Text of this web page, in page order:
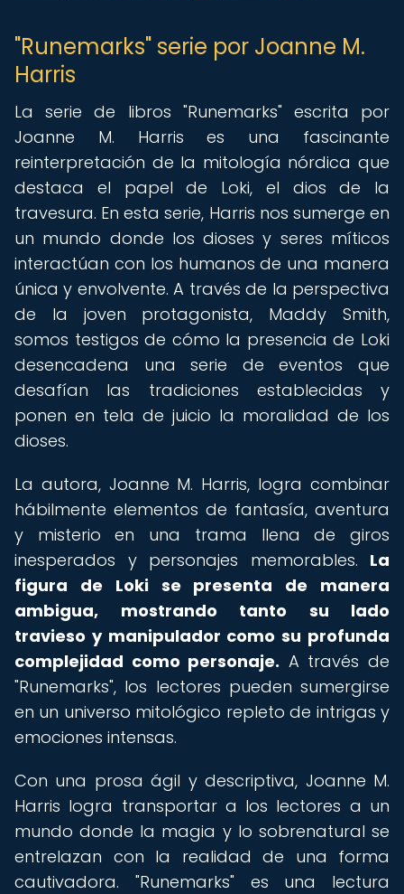
"Runemarks" serie por Joanne M.
Harris
La serie de libros "Runemarks" escrita por
Joanne M. Harris es una fascinante
reinterpretación de la mitología nórdica que
destaca el papel de Loki, el dios de la
travesura. En esta serie, Harris nos sumerge en
un mundo donde los dioses y seres míticos
interactúan con los humanos de una manera
única y envolvente. A través de la perspectiva
de la joven protagonista, Maddy Smith,
somos testigos de cómo la presencia de Loki
desencadena una serie de eventos que
desafían las tradiciones establecidas y
ponen en tela de juicio la moralidad de los
dioses.
La autora, Joanne M. Harris, logra combinar
hábilmente elementos de fantasía, aventura
y misterio en una trama llena de giros
inesperados y personajes memorables. La
figura de Loki se presenta de manera
ambigua, mostrando tanto su lado
travieso y manipulador como su profunda
complejidad como personaje. A través de
"Runemarks", los lectores pueden sumergirse
en un universo mitológico repleto de intrigas y
emociones intensas.
Con una prosa ágil y descriptiva, Joanne M.
Harris logra transportar a los lectores a un
mundo donde la magia y lo sobrenatural se
entrelazan con la realidad de una forma
cautivadora. "Runemarks" es una lectura